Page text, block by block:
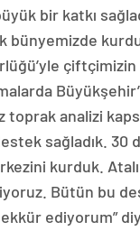
bir katkı
bünyemizde
çiftçimizin
analizi
sağladık. 30
kurduk.
Bütün bu
ediyorum”